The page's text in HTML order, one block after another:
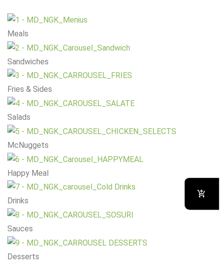
Meals
Sandwiches
Fries & Sides
Salads
McNuggets
Happy Meal
Drinks
Sauces
Desserts